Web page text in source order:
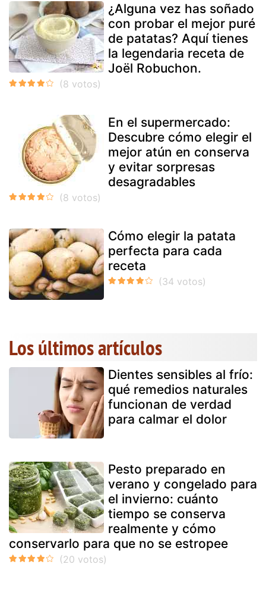
¿Alguna vez has soñado
con probar el mejor puré
de patatas? Aquí tienes
la legendaria receta de
Joël Robuchon.
En el supermercado:
Descubre cómo elegir el
mejor atún en conserva
y evitar sorpresas
desagradables
Cómo elegir la patata
perfecta para cada
receta
Los últimos artículos
Dientes sensibles al frío:
qué remedios naturales
funcionan de verdad
para calmar el dolor
Pesto preparado en
verano y congelado para
el invierno: cuánto
tiempo se conserva
realmente y cómo
conservarlo para que no se estropee